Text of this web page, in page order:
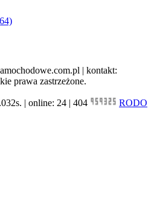
| kontakt:
prawa zastrzeżone.
| online: 24 | 404 RODO